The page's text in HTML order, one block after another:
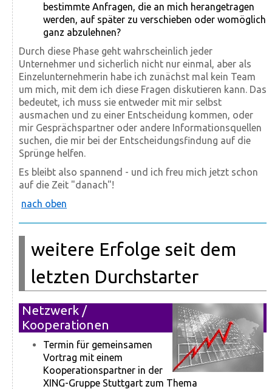
bestimmte Anfragen, die an mich herangetragen
werden, auf später zu verschieben oder womöglich
ganz abzulehnen?
Durch diese Phase geht wahrscheinlich jeder
Unternehmer und sicherlich nicht nur einmal, aber als
Einzelunternehmerin habe ich zunächst mal kein Team
um mich, mit dem ich diese Fragen diskutieren kann. Das
bedeutet, ich muss sie entweder mit mir selbst
ausmachen und zu einer Entscheidung kommen, oder
mir Gesprächspartner oder andere Informationsquellen
suchen, die mir bei der Entscheidungsfindung auf die
Sprünge helfen.
Es bleibt also spannend - und ich freu mich jetzt schon
auf die Zeit "danach"!
nach oben
weitere Erfolge seit dem
letzten Durchstarter
Netzwerk /
Kooperationen
Termin für gemeinsamen
Vortrag mit einem
Kooperationspartner in der
XING-Gruppe Stuttgart zum Thema